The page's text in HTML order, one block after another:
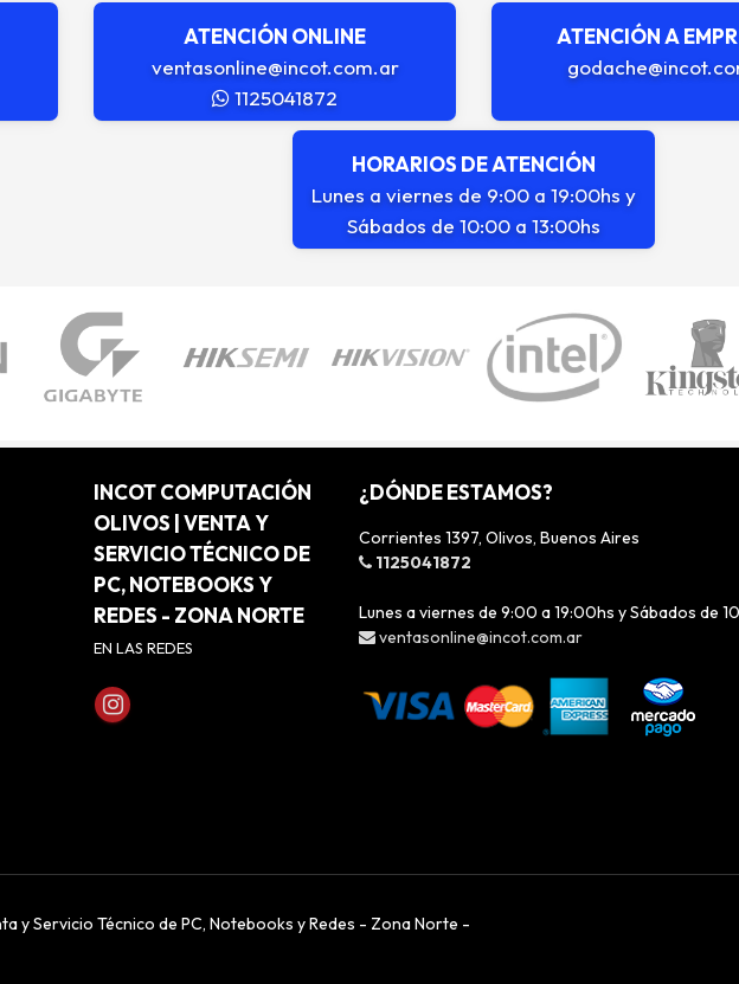
ATENCIÓN ONLINE
ventasonline@incot.com.ar
1125041872
ATENCIÓN A
HORARIOS DE ATENCIÓN
Lunes a viernes de 9:00 a 19:00hs y
Sábados de 10:00 a 13:00hs
INCOT COMPUTACIÓN
OLIVOS | VENTA Y
SERVICIO TÉCNICO DE
PC, NOTEBOOKS Y
REDES - ZONA NORTE
EN LAS REDES
¿DÓNDE ESTAMOS?
Corrientes 1397, Olivos, Buenos Aires
1125041872
Lunes a viernes de 9:00 a 19:00hs y Sábados de
ventasonline@incot.com.ar
y Servicio Técnico de PC, Notebooks y Redes - Zona Norte -